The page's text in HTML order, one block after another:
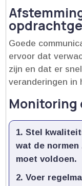
Goede
ervoor dat
zijn en dat er
veranderingen in
Monitoring
Stel
wat de normen
moet voldoen.​
Voer